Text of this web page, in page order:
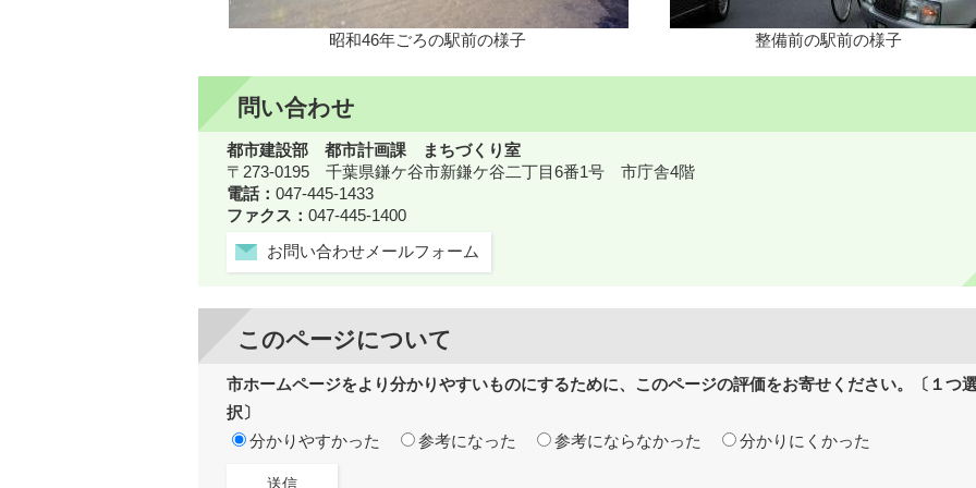
昭和46年ごろの駅前の様子 整備前の駅前の様子
問い合わせ
都市建設部 都市計画課 まちづくり室
〒273-0195 千葉県鎌ケ谷市新鎌ケ谷二丁目6番1号 市庁舎4階
電話： 047-445-1433
ファクス： 047-445-1400
お問い合わせメールフォーム
このページについて
市ホームページをより分かりやすいものにするために、このページの評価をお寄せください。〔１つ
択〕
分かりやすかった
参考になった 参考にならなかった 分かりにくかった